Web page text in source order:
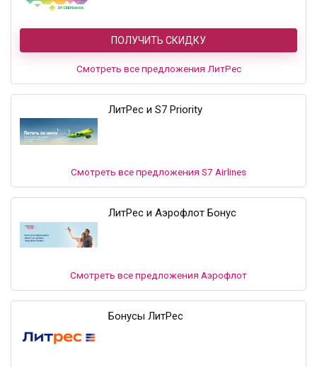
ПОЛУЧИТЬ СКИДКУ
Смотреть все предложения ЛитРес
ЛитРес и S7 Priority
Смотреть все предложения S7 Airlines
ЛитРес и Аэрофлот Бонус
Смотреть все предложения Аэрофлот
Бонусы ЛитРес